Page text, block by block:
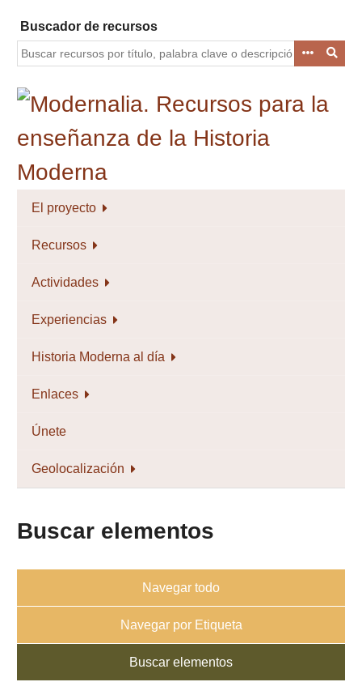
contenido
principal
Buscador de recursos
El proyecto
Recursos
Actividades
Experiencias
Historia Moderna al día
Enlaces
Únete
Geolocalización
Buscar elementos
Navegar todo
Navegar por Etiqueta
Buscar elementos